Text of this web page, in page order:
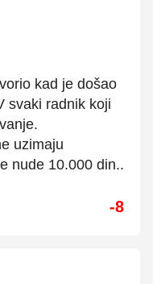
kad je došao
svaki radnik koji
uzimaju
nude 10.000 din..
-8